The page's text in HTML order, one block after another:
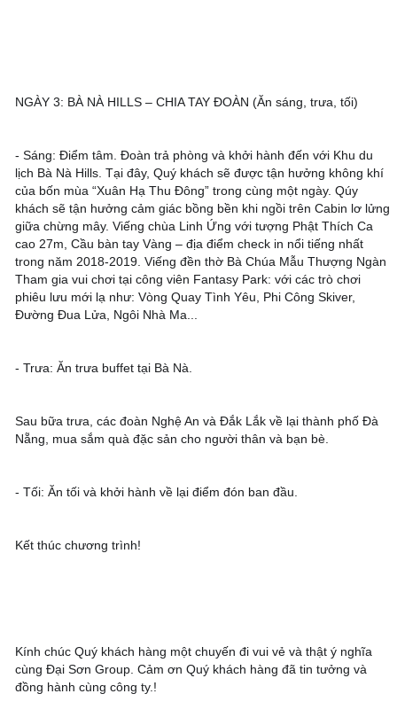
NGÀY 3: BÀ NÀ HILLS – CHIA TAY ĐOÀN (Ăn sáng, trưa, tối)
- Sáng: Điểm tâm. Đoàn trả phòng và khởi hành đến với Khu du
lịch Bà Nà Hills. Tại đây, Quý khách sẽ được tận hưởng không khí
của bốn mùa “Xuân Hạ Thu Đông” trong cùng một ngày. Qúy
khách sẽ tận hưởng cảm giác bồng bền khi ngồi trên Cabin lơ lửng
giữa chừng mây. Viếng chùa Linh Ứng với tượng Phật Thích Ca
cao 27m, Cầu bàn tay Vàng – địa điểm check in nổi tiếng nhất
trong năm 2018-2019. Viếng đền thờ Bà Chúa Mẫu Thượng Ngàn
Tham gia vui chơi tại công viên Fantasy Park: với các trò chơi
phiêu lưu mới lạ như: Vòng Quay Tình Yêu, Phi Công Skiver,
Đường Đua Lửa, Ngôi Nhà Ma...
- Trưa: Ăn trưa buffet tại Bà Nà.
Sau bữa trưa, các đoàn Nghệ An và Đắk Lắk về lại thành phố Đà
Nẵng, mua sắm quà đặc sản cho người thân và bạn bè.
- Tối: Ăn tối và khởi hành về lại điểm đón ban đầu.
Kết thúc chương trình!
Kính chúc Quý khách hàng một chuyến đi vui vẻ và thật ý nghĩa
cùng Đại Sơn Group. Cảm ơn Quý khách hàng đã tin tưởng và
đồng hành cùng công ty.!